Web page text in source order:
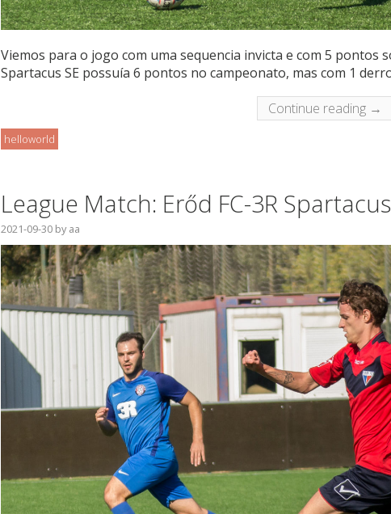
Viemos para o jogo com uma sequencia invicta e com 5 pontos
Spartacus SE possuía 6 pontos no campeonato, mas com 1
Continue reading →
helloworld
League Match: Erőd FC-3R
2021-09-30byaa